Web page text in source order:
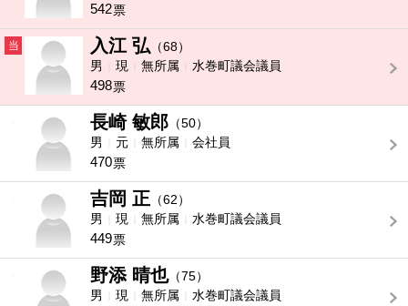
542票
当 入江 弘 （68）
男
現 無所属 水巻町議会議員
498票
長崎 敏郎 （50）
男
元 無所属 会社員
470票
吉岡 正 （62）
男
現 無所属 水巻町議会議員
449票
野添 晴也（75）
男
現 無所属 水巻町議会議員